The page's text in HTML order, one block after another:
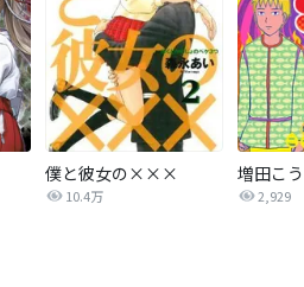
僕と彼女の×××
10.4万 2,929